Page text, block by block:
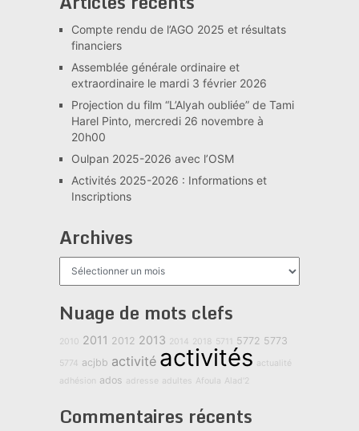
Compte rendu de l’AGO 2025 et résultats
financiers
Assemblée générale ordinaire et
extraordinaire le mardi 3 février 2026
Projection du film “L’Alyah oubliée” de Tami
Harel Pinto, mercredi 26 novembre à
20h00
Oulpan 2025-2026 avec l’OSM
Activités 2025-2026 : Informations et
Inscriptions
Archives
Archives
Nuage de mots clefs
2010 2011 2012 2013 2014 2018 5711 5772 5773
5774 acjbb activité activités actualité
adhésion ados adresse adultes Afoula Alad'2
Commentaires récents